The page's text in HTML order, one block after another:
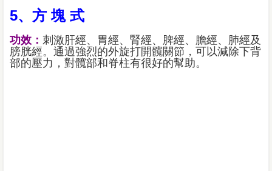
5、方 塊 式
功效： 刺激肝經、胃經、腎經、脾經、膽經、肺經及
膀胱經。通過強烈的外旋打開髖關節，可以減除下背
部的壓力，對髖部和脊柱有很好的幫助。